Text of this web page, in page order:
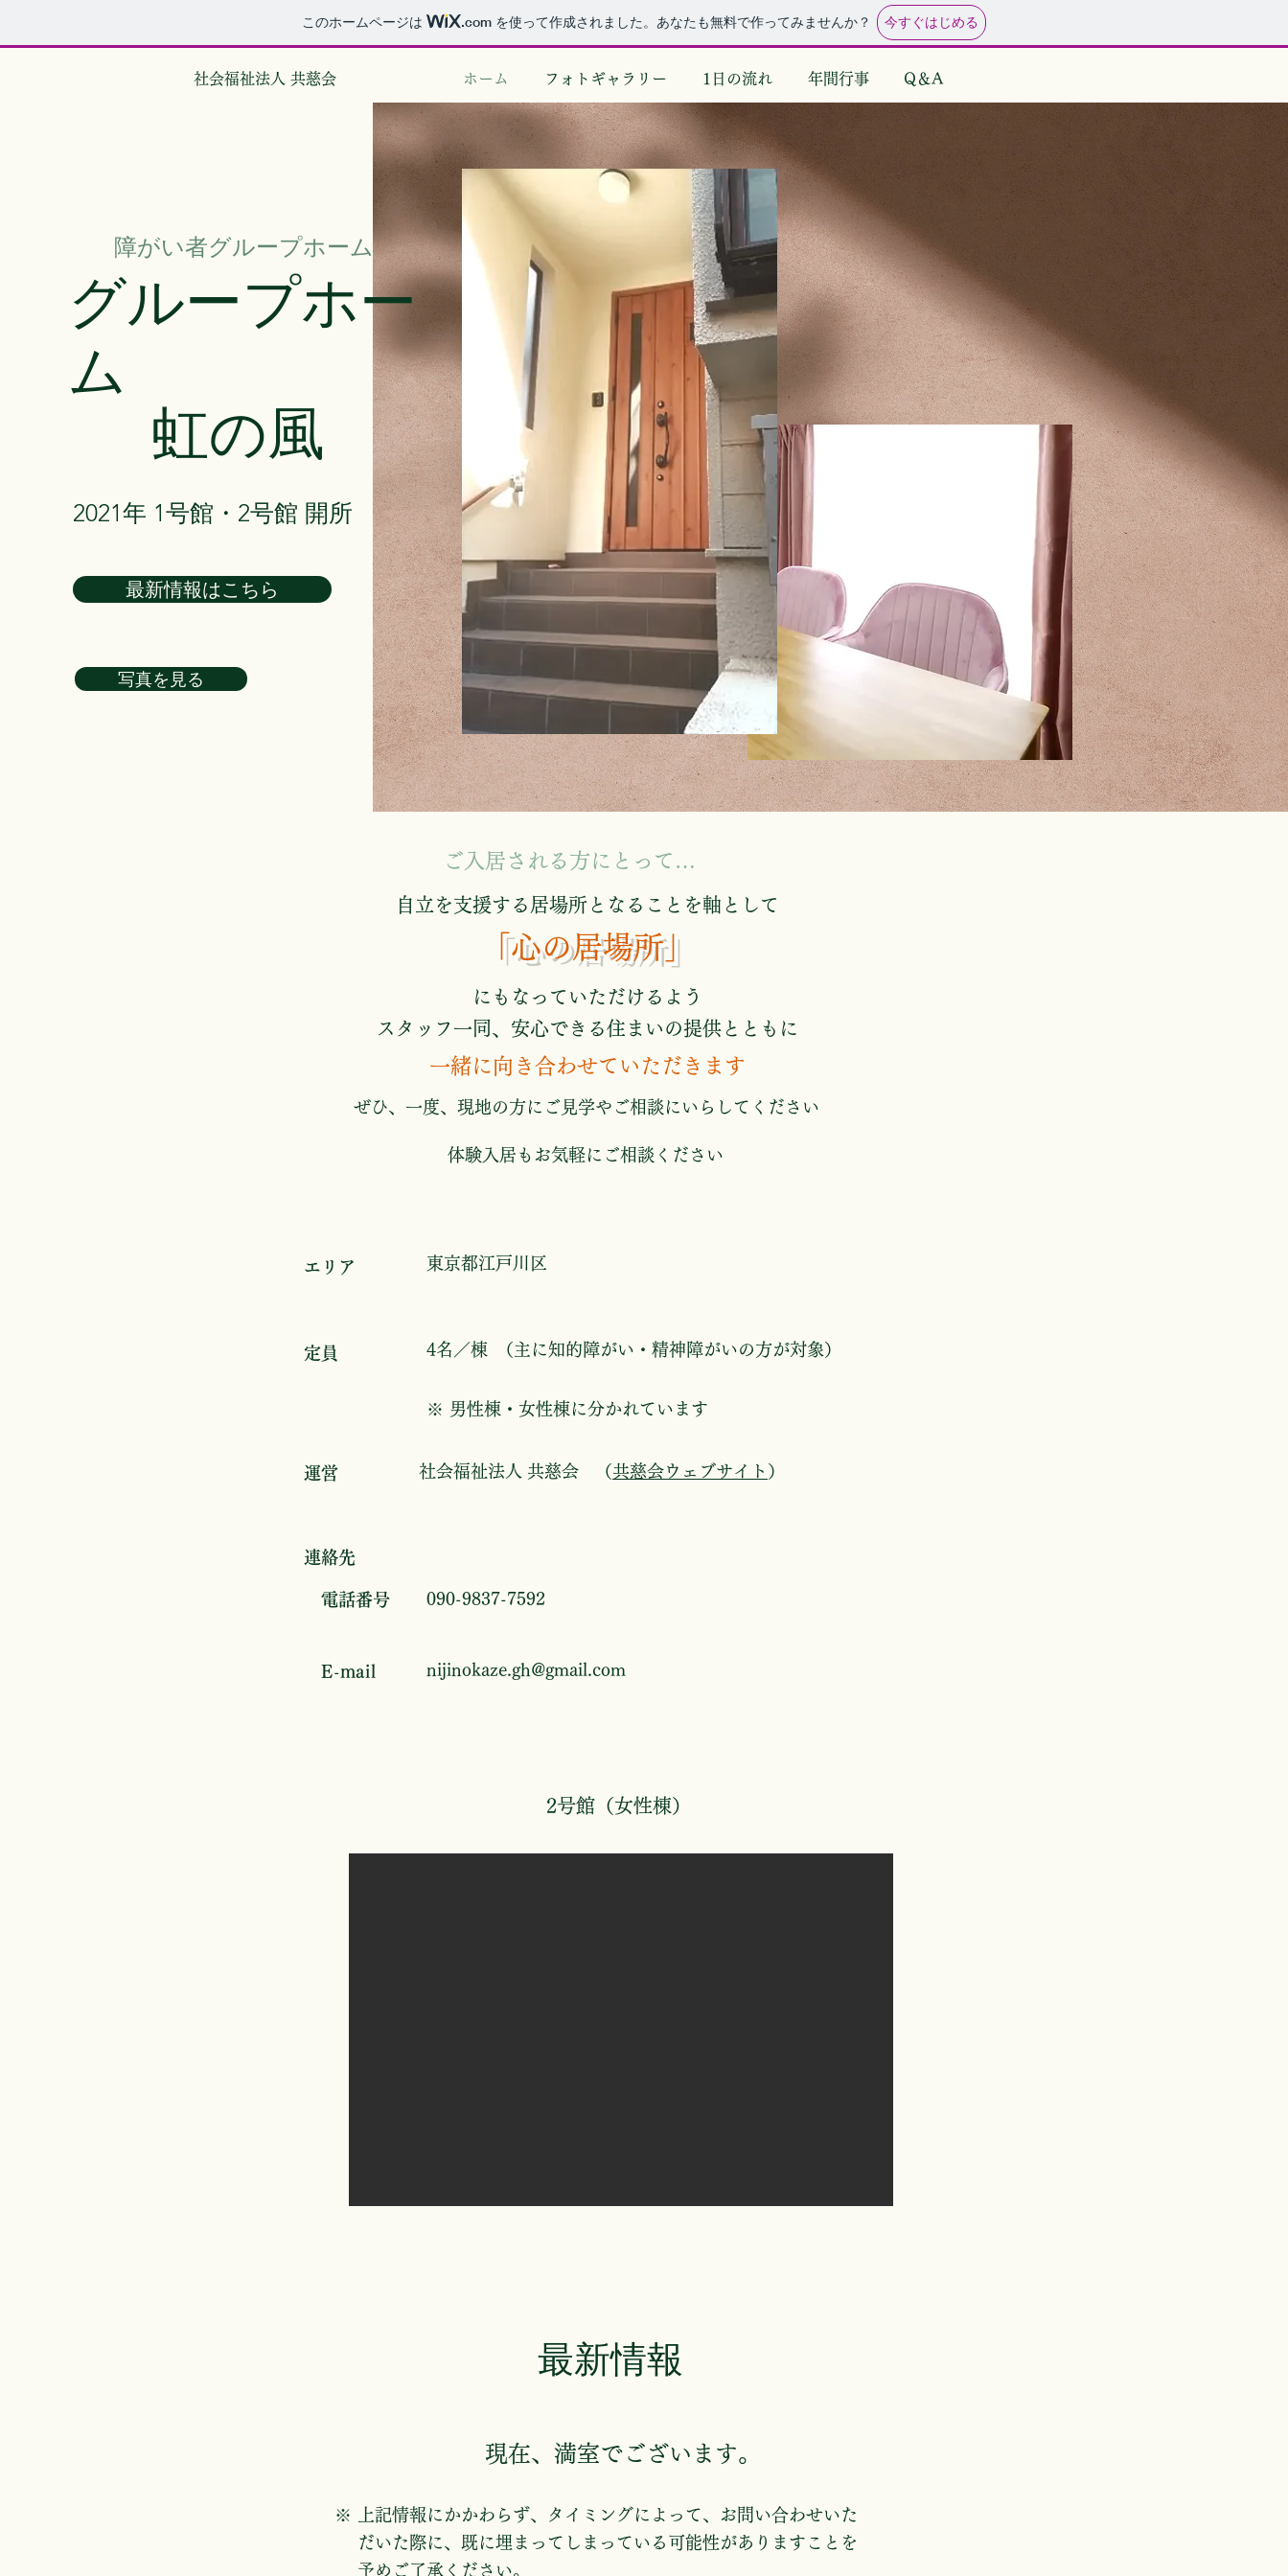
このホームページは .com を使って作成されました。あなたも無料で作ってみませんか？ 今すぐはじめる
社会福祉法人 共慈会 ホーム フォトギャラリー 1日の流れ 年間行事 Q＆A
障がい者グループホーム
グループホー
ム
虹の風
2021年 1号館・2号館 開所
最新情報はこちら
写真を見る
ご入居される方にとって…
自立を支援する居場所となることを軸として
「心の居場所」
にもなっていただけるよう
スタッフ一同、安心できる住まいの提供とともに
一緒に向き合わせていただきます
ぜひ、一度、現地の方にご見学やご相談にいらしてください
体験入居もお気軽にご相談ください
エリア 東京都江戸川区
​定員 ​4名／棟 （主に知的障がい・精神障がいの方が対象）
​※ 男性棟・女性棟に分かれています
運営 社会福祉法人 共慈会 （共慈会ウェブサイト ）
連絡先
電話番号 090-9837-7592
E-mail nijinokaze.gh@gmail.com
2号館（女性棟）
​最新情報
​現在、満室でございます。
​※
上記情報にかかわらず、タイミングによって、お問い合わせいた
だいた際に、既に埋まってしまっている可能性がありますことを
予めご了承ください。